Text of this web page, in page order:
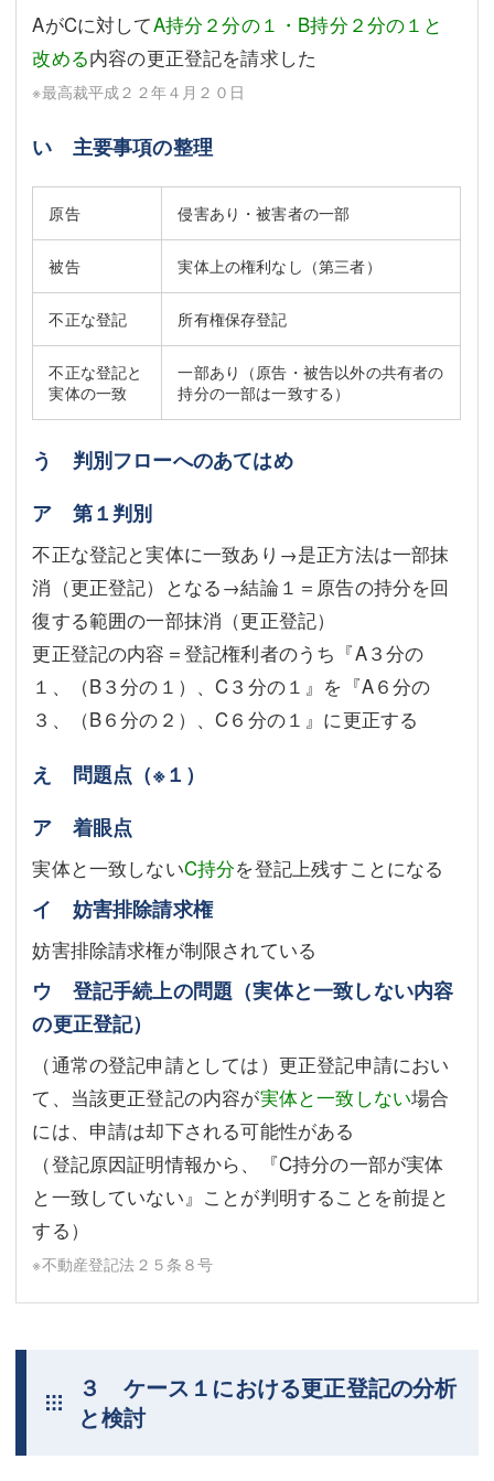
AがCに対してA持分２分の１・B持分２分の１と
改める内容の更正登記を請求した
※最高裁平成２２年４月２０日
い 主要事項の整理
原告 侵害あり・被害者の一部
被告 実体上の権利なし（第三者）
不正な登記 所有権保存登記
不正な登記と
実体の一致
一部あり（原告・被告以外の共有者の
持分の一部は一致する）
う 判別フローへのあてはめ
ア 第１判別
不正な登記と実体に一致あり→是正方法は一部抹
消（更正登記）となる→結論１＝原告の持分を回
復する範囲の一部抹消（更正登記）
更正登記の内容＝登記権利者のうち『A３分の
１、（B３分の１）、C３分の１』を『A６分の
３、（B６分の２）、C６分の１』に更正する
え 問題点 （※１）
ア 着眼点
実体と一致しないC持分を登記上残すことになる
イ 妨害排除請求権
妨害排除請求権が制限されている
ウ 登記手続上の問題（実体と一致しない内容
の更正登記）
（通常の登記申請としては）更正登記申請におい
て、当該更正登記の内容が実体と一致しない場合
には、申請は却下される可能性がある
（登記原因証明情報から、『C持分の一部が実体
と一致していない』ことが判明することを前提と
する）
※不動産登記法２５条８号
３ ケース１における更正登記の分析
と検討